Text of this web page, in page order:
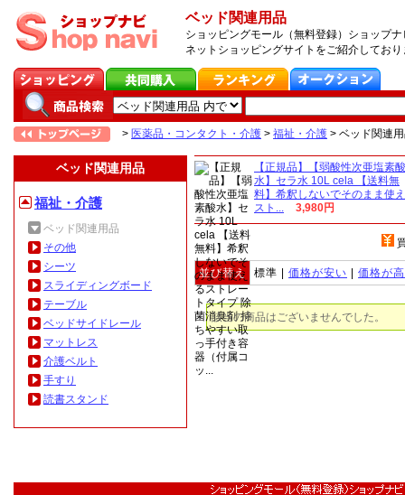
ベッド関連用品
ショッピングモール（無料登録）ショップ
ネットショッピングサイトをご紹介しており
> 医薬品・コンタクト・介護 > 福祉・介護 > ベッド関連
ベッド関連用品
福祉・介護
ベッド関連用品
その他
シーツ
スライディングボード
テーブル
ベッドサイドレール
マットレス
介護ベルト
手すり
読書スタンド
【正規品】【弱酸性次亜塩素酸
水】セラ水 10L cela 【送料無
料】希釈しないでそのまま使
スト...
3,980円
並び替え 標準 | 価格が安い 価格が
該当の商品はございませんでした。